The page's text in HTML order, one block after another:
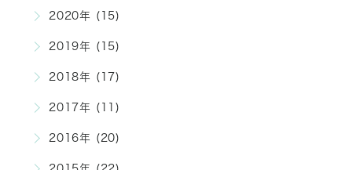
2020年 (15)
2019年 (15)
2018年 (17)
2017年 (11)
2016年 (20)